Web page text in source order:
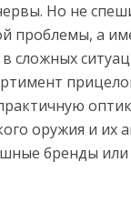
Но не
проблемы, а
оружия и их
бренды